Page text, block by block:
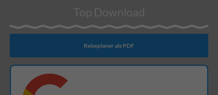
Top Download
Reiseplaner als PDF